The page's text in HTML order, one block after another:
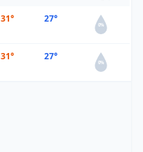
31° 27°
0%
31° 27°
0%